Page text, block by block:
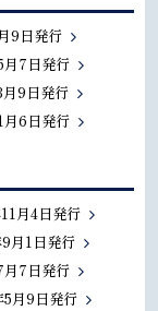
9日発行
7日発行
9日発行
6日発行
月4日発行
月1日発行
7日発行
月9日発行